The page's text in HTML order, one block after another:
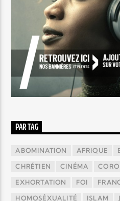
PAR TAG
ABOMINATION AFRIQUE
CHRÉTIEN CINÉMA
EXHORTATION FOI
HOMOSÉXUALITÉ ISLAM